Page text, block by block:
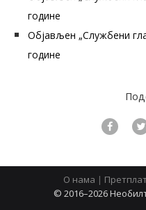
године
Објављен „Службени
године
О нама |
© 2016–2026